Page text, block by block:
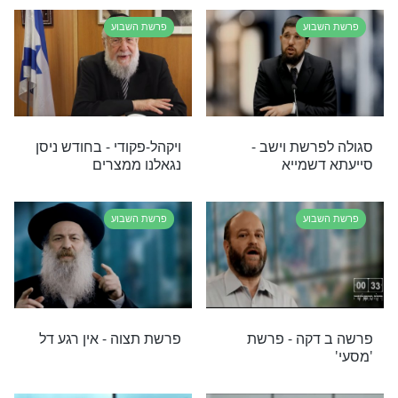
- כאיש אחד ולב
פרשת השבוע
סגולה לפרשת דברים -
להתחזק
פרשת השבוע